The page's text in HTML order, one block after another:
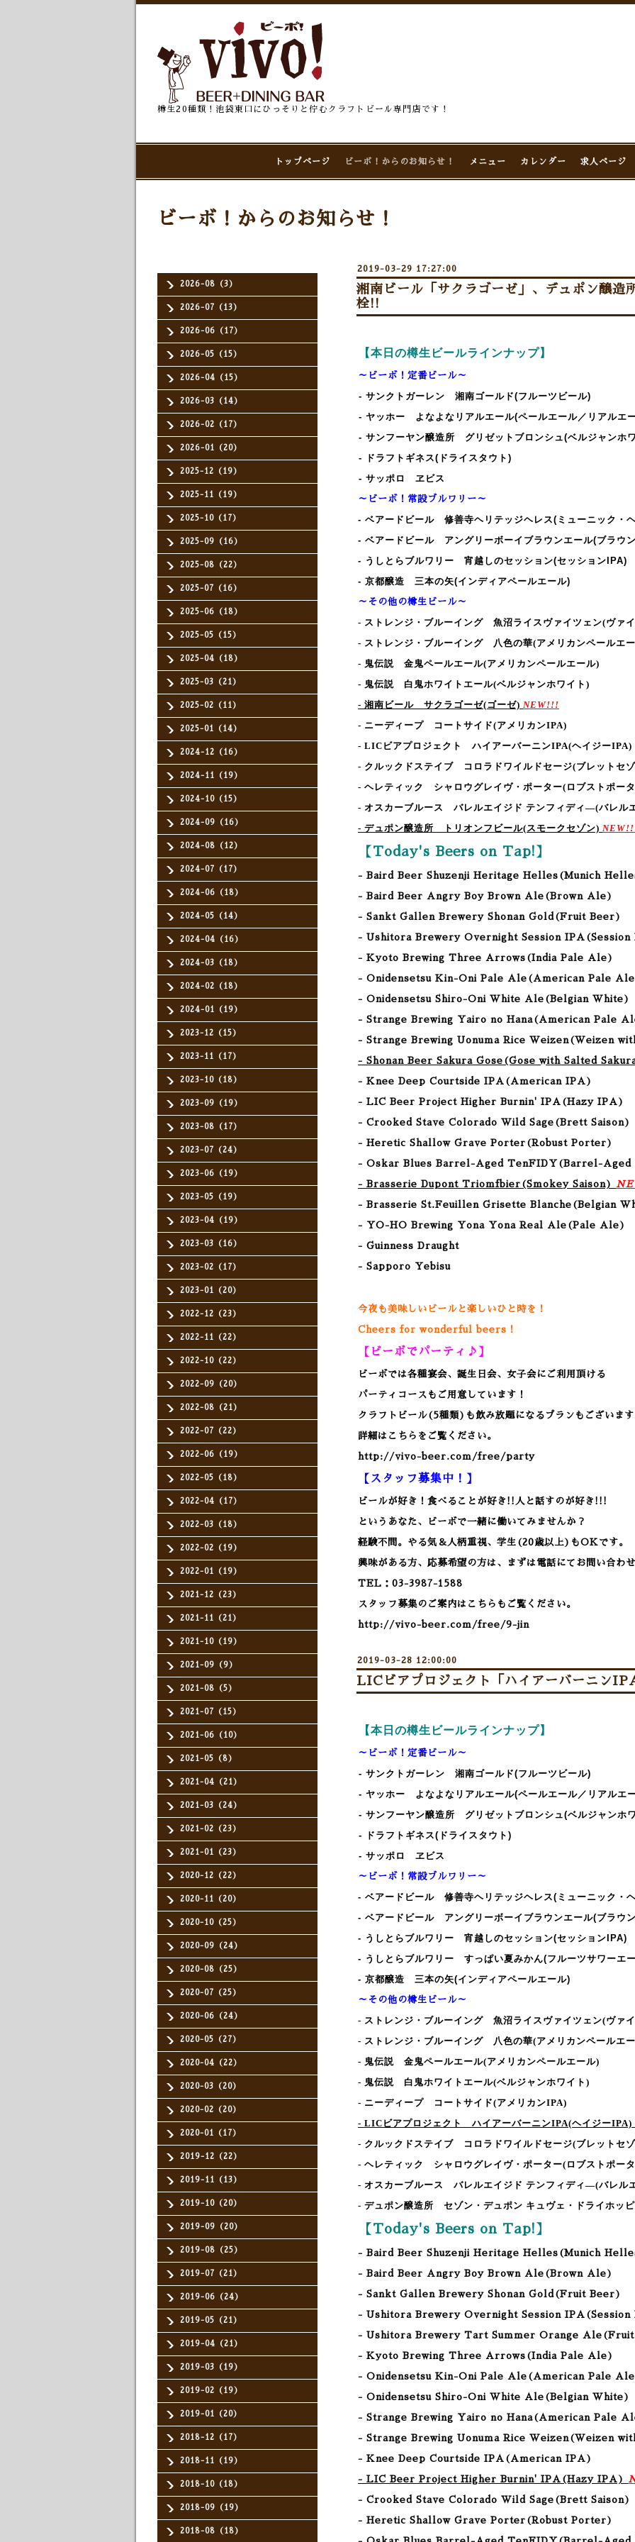
樽生20種類！池袋東口にひっそりと佇むクラフトビール専門店です！
トップページ ビーボ！からのお知らせ！ メニュー カレンダー 求人ページ
2026-08（3）
2026-07（13）
2026-06（17）
2026-05（15）
2026-04（15）
2026-03（14）
2026-02（17）
2026-01（20）
2025-12（19）
2025-11（19）
2025-10（17）
2025-09（16）
2025-08（22）
2025-07（16）
2025-06（18）
2025-05（15）
2025-04（18）
2025-03（21）
2025-02（11）
2025-01（14）
2024-12（16）
2024-11（19）
2024-10（15）
2024-09（16）
2024-08（12）
2024-07（17）
2024-06（18）
2024-05（14）
2024-04（16）
2024-03（18）
2024-02（18）
2024-01（19）
2023-12（15）
2023-11（17）
2023-10（18）
2023-09（19）
2023-08（17）
2023-07（24）
2023-06（19）
2023-05（19）
2023-04（19）
2023-03（16）
2023-02（17）
2023-01（20）
2022-12（23）
2022-11（22）
2022-10（22）
2022-09（20）
2022-08（21）
2022-07（22）
2022-06（19）
2022-05（18）
2022-04（17）
2022-03（18）
2022-02（19）
2022-01（19）
2021-12（23）
2021-11（21）
2021-10（19）
2021-09（9）
2021-08（5）
2021-07（15）
2021-06（10）
2021-05（8）
2021-04（21）
2021-03（24）
2021-02（23）
2021-01（23）
2020-12（22）
2020-11（20）
2020-10（25）
2020-09（24）
2020-08（25）
2020-07（25）
2020-06（24）
2020-05（27）
2020-04（22）
2020-03（20）
2020-02（20）
2020-01（17）
2019-12（22）
2019-11（13）
2019-10（20）
2019-09（20）
2019-08（25）
2019-07（21）
2019-06（24）
2019-05（21）
2019-04（21）
2019-03（19）
2019-02（19）
2019-01（20）
2018-12（17）
2018-11（19）
2018-10（18）
2018-09（19）
2018-08（18）
ビーボ！からのお知らせ！
2019-03-29 17:27:00
湘南ビール「サクラゴーゼ」、デュポン醸造
栓!!
【本日の樽生ビールラインナップ】
～ビーボ！定番ビール～
- サンクトガーレン 湘南ゴールド(フルーツビール)
- ヤッホー よなよなリアルエール(ペールエール／リアルエ
- サンフーヤン醸造所 グリゼットブロンシュ(ベルジャンホ
- ドラフトギネス(ドライスタウト)
- サッポロ ヱビス
～ビーボ！常設ブルワリー～
- ベアードビール 修善寺ヘリテッジヘレス(ミューニック・
- ベアードビール アングリーボーイブラウンエール(ブラウ
- うしとらブルワリー 宵越しのセッション(セッションIPA)
- 京都醸造 三本の矢(インディアペールエール)
～その他の樽生ビール～
- ストレンジ・ブルーイング 魚沼ライスヴァイツェン(ヴァ
- ストレンジ・ブルーイング 八色の華(アメリカンペールエ
- 鬼伝説 金鬼ペールエール(アメリカンペールエール)
- 鬼伝説 白鬼ホワイトエール(ベルジャンホワイト)
- 湘南ビール サクラゴーゼ(ゴーゼ) NEW!!!
- ニーディープ コートサイド(アメリカンIPA)
- LICビアプロジェクト ハイアーバーニンIPA(ヘイジーIPA)
- クルックドステイブ コロラドワイルドセージ(ブレットセ
- ヘレティック シャロウグレイヴ・ポーター(ロブストポー
- オスカーブルース バレルエイジド テンフィディ―(バレル
- デュポン醸造所 トリオンフビール(スモークセゾン)
【Today's Beers on Tap!】
- Baird Beer Shuzenji Heritage Helles(Munich
- Baird Beer Angry Boy Brown Ale(Brown Ale)
- Sankt Gallen Brewery Shonan Gold(Fruit Beer)
- Ushitora Brewery Overnight Session IPA (Session
- Kyoto Brewing Three Arrows (India Pale Ale)
- Onidensetsu Kin-Oni Pale Ale (American Pale Ale
- Onidensetsu Shiro-Oni White Ale (Belgian White)
- Strange Brewing Yairo no Hana(American Pale
- Strange Brewing Uonuma Rice Weizen(Weizen
- Shonan Beer Sakura Gose (Gose with Salted
- Knee Deep Courtside IPA(American IPA)
- LIC Beer Project Higher Burnin' IPA(Hazy IPA)
- Crooked Stave Colorado Wild Sage(Brett Saison)
- Heretic Shallow Grave Porter(Robust Porter)
- Oskar Blues Barrel-Aged TenFIDY(Barrel-Aged
- Brasserie Dupont Triomfbier(Smokey Saison)
- Brasserie St.Feuillen Grisette Blanche(Belgian
- YO-HO Brewing Yona Yona Real Ale(Pale Ale)
- Guinness Draught
- Sapporo Yebisu
今夜も美味しいビールと楽しいひと時を！
Cheers for wonderful beers！
【ビーボでパーティ♪】
ビーボでは各種宴会、誕生日会、女子会にご利用頂ける
パーティコースもご用意しています！
クラフトビール(5種類)も飲み放題になるプランもございます
詳細はこちらをご覧ください。
http://vivo-beer.com/free/party
【スタッフ募集中！】
ビールが好き！食べることが好き!!人と話すのが好き!!!
というあなた、ビーボで一緒に働いてみませんか？
経験不問。やる気＆人柄重視、学生(20歳以上)もOKです。
興味がある方、応募希望の方は、まずは電話にてお問い合わせ
TEL：03-3987-1588
スタッフ募集のご案内はこちらもご覧ください。
http://vivo-beer.com/free/9-jin
2019-03-28 12:00:00
LICビアプロジェクト「ハイアーバーニン
【本日の樽生ビールラインナップ】
～ビーボ！定番ビール～
- サンクトガーレン 湘南ゴールド(フルーツビール)
- ヤッホー よなよなリアルエール(ペールエール／リアルエ
- サンフーヤン醸造所 グリゼットブロンシュ(ベルジャンホ
- ドラフトギネス(ドライスタウト)
- サッポロ ヱビス
～ビーボ！常設ブルワリー～
- ベアードビール 修善寺ヘリテッジヘレス(ミューニック・
- ベアードビール アングリーボーイブラウンエール(ブラウ
- うしとらブルワリー 宵越しのセッション(セッションIPA)
- うしとらブルワリー すっぱい夏みかん(フルーツサワーエ
- 京都醸造 三本の矢(インディアペールエール)
～その他の樽生ビール～
- ストレンジ・ブルーイング 魚沼ライスヴァイツェン(ヴァ
- ストレンジ・ブルーイング 八色の華(アメリカンペールエ
- 鬼伝説 金鬼ペールエール(アメリカンペールエール)
- 鬼伝説 白鬼ホワイトエール(ベルジャンホワイト)
- ニーディープ コートサイド(アメリカンIPA)
- LICビアプロジェクト ハイアーバーニンIPA(ヘイジーIPA)
- クルックドステイブ コロラドワイルドセージ(ブレットセ
- ヘレティック シャロウグレイヴ・ポーター(ロブストポー
- オスカーブルース バレルエイジド テンフィディ―(バレル
- デュポン醸造所 セゾン・デュポン キュヴェ・ドライホッ
【Today's Beers on Tap!】
- Baird Beer Shuzenji Heritage Helles(Munich
- Baird Beer Angry Boy Brown Ale(Brown Ale)
- Sankt Gallen Brewery Shonan Gold(Fruit Beer)
- Ushitora Brewery Overnight Session IPA (Session
- Ushitora Brewery Tart Summer Orange Ale (Fruit
- Kyoto Brewing Three Arrows (India Pale Ale)
- Onidensetsu Kin-Oni Pale Ale (American Pale Ale
- Onidensetsu Shiro-Oni White Ale (Belgian White)
- Strange Brewing Yairo no Hana(American Pale
- Strange Brewing Uonuma Rice Weizen(Weizen
- Knee Deep Courtside IPA(American IPA)
- LIC Beer Project Higher Burnin' IPA(Hazy IPA)
- Crooked Stave Colorado Wild Sage(Brett Saison)
- Heretic Shallow Grave Porter(Robust Porter)